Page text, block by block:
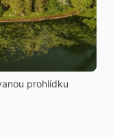
prohlídku